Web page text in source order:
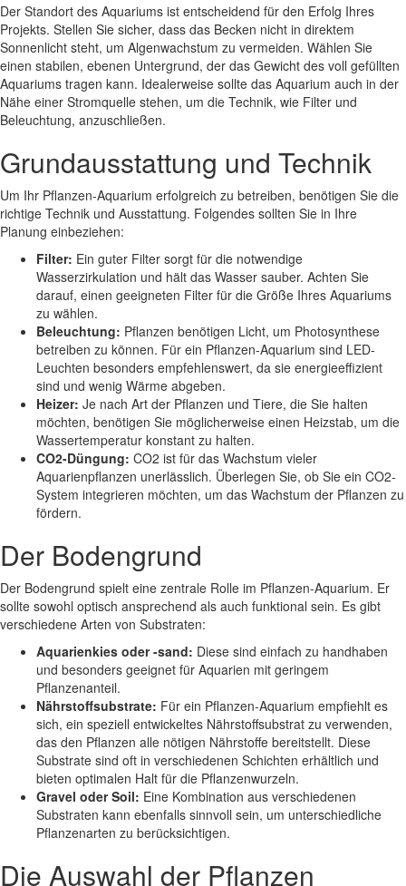
Der Standort des Aquariums ist entscheidend für den Erfolg Ihres
Projekts. Stellen Sie sicher, dass das Becken nicht in direktem
Sonnenlicht steht, um Algenwachstum zu vermeiden. Wählen Sie
einen stabilen, ebenen Untergrund, der das Gewicht des voll gefüllten
Aquariums tragen kann. Idealerweise sollte das Aquarium auch in der
Nähe einer Stromquelle stehen, um die Technik, wie Filter und
Beleuchtung, anzuschließen.
Grundausstattung und Technik
Um Ihr Pflanzen-Aquarium erfolgreich zu betreiben, benötigen Sie die
richtige Technik und Ausstattung. Folgendes sollten Sie in Ihre
Planung einbeziehen:
Filter: Ein guter Filter sorgt für die notwendige
Wasserzirkulation und hält das Wasser sauber. Achten Sie
darauf, einen geeigneten Filter für die Größe Ihres Aquariums
zu wählen.
Beleuchtung: Pflanzen benötigen Licht, um Photosynthese
betreiben zu können. Für ein Pflanzen-Aquarium sind LED-
Leuchten besonders empfehlenswert, da sie energieeffizient
sind und wenig Wärme abgeben.
Heizer: Je nach Art der Pflanzen und Tiere, die Sie halten
möchten, benötigen Sie möglicherweise einen Heizstab, um die
Wassertemperatur konstant zu halten.
CO2-Düngung: CO2 ist für das Wachstum vieler
Aquarienpflanzen unerlässlich. Überlegen Sie, ob Sie ein CO2-
System integrieren möchten, um das Wachstum der Pflanzen zu
fördern.
Der Bodengrund
Der Bodengrund spielt eine zentrale Rolle im Pflanzen-Aquarium. Er
sollte sowohl optisch ansprechend als auch funktional sein. Es gibt
verschiedene Arten von Substraten:
Aquarienkies oder -sand: Diese sind einfach zu handhaben
und besonders geeignet für Aquarien mit geringem
Pflanzenanteil.
Nährstoffsubstrate: Für ein Pflanzen-Aquarium empfiehlt es
sich, ein speziell entwickeltes Nährstoffsubstrat zu verwenden,
das den Pflanzen alle nötigen Nährstoffe bereitstellt. Diese
Substrate sind oft in verschiedenen Schichten erhältlich und
bieten optimalen Halt für die Pflanzenwurzeln.
Gravel oder Soil: Eine Kombination aus verschiedenen
Substraten kann ebenfalls sinnvoll sein, um unterschiedliche
Pflanzenarten zu berücksichtigen.
Die Auswahl der Pflanzen